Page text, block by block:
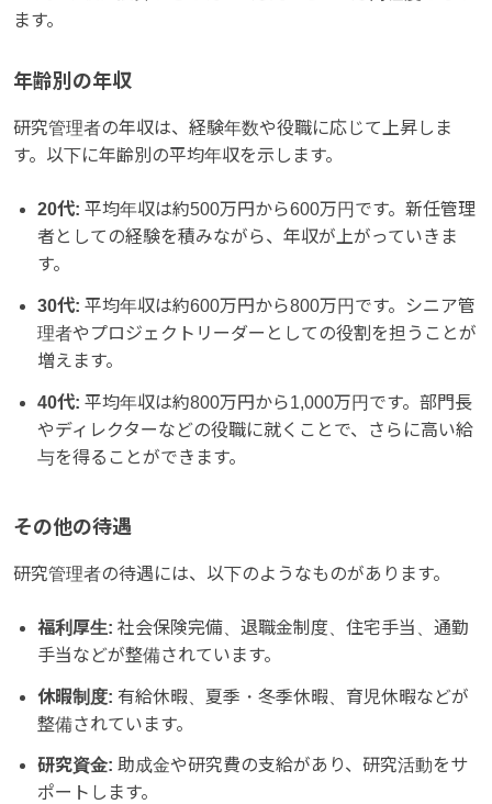
ます。
年齢別の年収
研究管理者の年収は、経験年数や役職に応じて上昇しま
す。以下に年齢別の平均年収を示します。
20代: 平均年収は約500万円から600万円です。新任管理
者としての経験を積みながら、年収が上がっていきま
す。
30代: 平均年収は約600万円から800万円です。シニア管
理者やプロジェクトリーダーとしての役割を担うことが
増えます。
40代: 平均年収は約800万円から1,000万円です。部門長
やディレクターなどの役職に就くことで、さらに高い給
与を得ることができます。
その他の待遇
研究管理者の待遇には、以下のようなものがあります。
福利厚生: 社会保険完備、退職金制度、住宅手当、通勤
手当などが整備されています。
休暇制度: 有給休暇、夏季・冬季休暇、育児休暇などが
整備されています。
研究資金: 助成金や研究費の支給があり、研究活動をサ
ポートします。